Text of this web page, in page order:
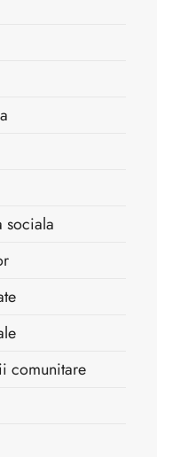
sociala
comunitare